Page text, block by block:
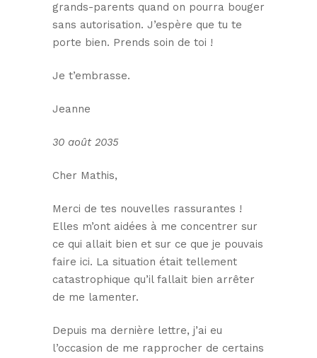
grands-parents quand on pourra bouger
sans autorisation. J’espère que tu te
porte bien. Prends soin de toi !
Je t’embrasse.
Jeanne
30 août 2035
Cher Mathis,
Merci de tes nouvelles rassurantes !
Elles m’ont aidées à me concentrer sur
ce qui allait bien et sur ce que je pouvais
faire ici. La situation était tellement
catastrophique qu’il fallait bien arrêter
de me lamenter.
Depuis ma dernière lettre, j’ai eu
l’occasion de me rapprocher de certains